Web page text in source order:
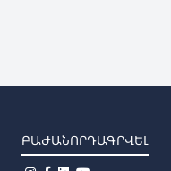
ԲԱԺԱՆՈՐԴԱԳՐՎԵԼ